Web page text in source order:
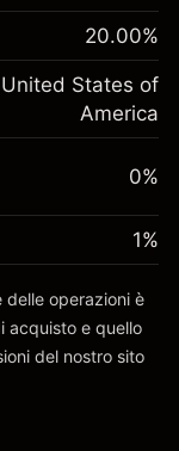
%
(-$1.08)
$1,000.00
-0.000626
%
20.00%
United States of
America
0%
1%
delle operazioni è
acquisto e quello
del nostro sito